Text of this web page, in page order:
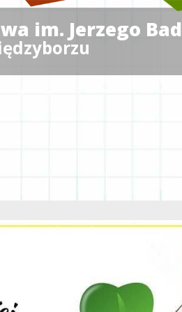
im. Jerzego